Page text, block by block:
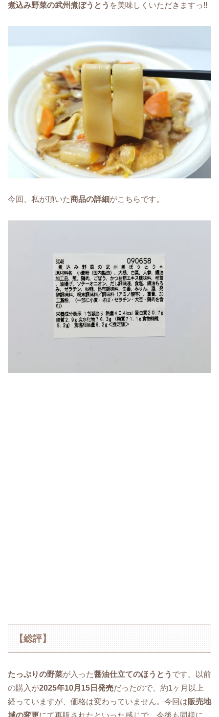
煮込み野菜の武州煮ぼうとう を美味しくいただきますっ!!
今回、私が頂いた商品の詳細がこちらです。
【総評】
たっぷりの野菜が入った醤油仕立てのほうとう です。以前
の購入が2025年10月15日発売だったので、約1ヶ月以上
経っていますが、価格は変わっていません。今回は販売地
域の変更にて再販されたといった感じで、今後も同様に